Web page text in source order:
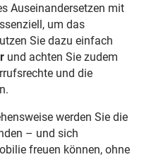
Auseinandersetzen mit
um das
Sie dazu einfach
und achten Sie zudem
und die
werden Sie die
– und sich
freuen können, ohne